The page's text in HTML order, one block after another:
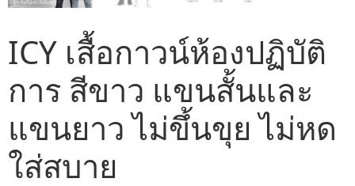
ICY เสื้อกาวน์ห้องปฏิบัติ
การ สีขาว แขนสั้นและ
แขนยาว ไม่ขึ้นขุย ไม่หด
ใส่สบาย